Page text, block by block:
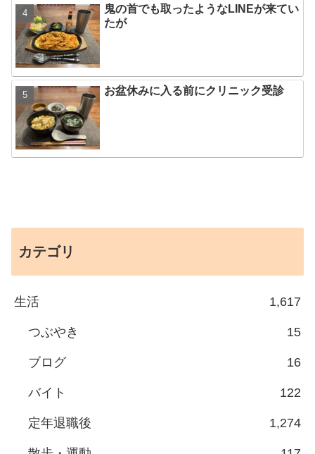
鬼の首でも取ったようなLINEが来てい
たが
お盆休みに入る前にクリニック受診
カテゴリ
生活 1,617
つぶやき 15
ブログ 16
バイト 122
定年退職後 1,274